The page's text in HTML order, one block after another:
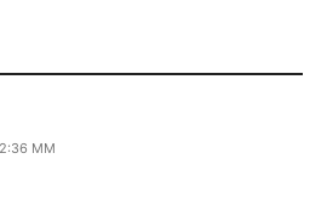
2:36 ΜΜ